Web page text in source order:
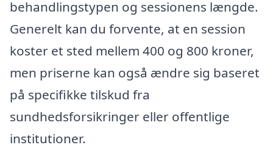
behandlingstypen og sessionens længde.
Generelt kan du forvente, at en session
koster et sted mellem 400 og 800 kroner,
men priserne kan også ændre sig baseret
på specifikke tilskud fra
sundhedsforsikringer eller offentlige
institutioner.